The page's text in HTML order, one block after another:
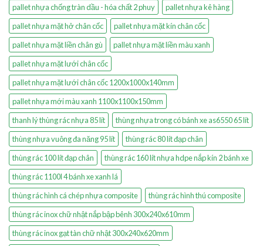
pallet nhựa chống tràn dầu - hóa chất 2 phuy
pallet nhựa kê hàng
pallet nhựa mặt hở chân cốc
pallet nhựa mặt kín chân cốc
pallet nhựa mặt liền chân gù
pallet nhựa mặt liền màu xanh
pallet nhựa mặt lưới chân cốc
pallet nhựa mặt lưới chân cốc 1200x1000x140mm
pallet nhựa mới màu xanh 1100x1100x150mm
thanh lý thùng rác nhựa 85 lít
thùng nhựa trong có bánh xe as6550 65 lít
thùng nhựa vuông đa năng 95 lít
thùng rác 80 lít đạp chân
thùng rác 100 lít đạp chân
thùng rác 160 lít nhựa hdpe nắp kín 2 bánh xe
thùng rác 1100l 4 bánh xe xanh lá
thùng rác hình cá chép nhựa composite
thùng rác hình thú composite
thùng rác inox chữ nhật nắp bập bênh 300x240x610mm
thùng rác inox gạt tàn chữ nhật 300x240x620mm